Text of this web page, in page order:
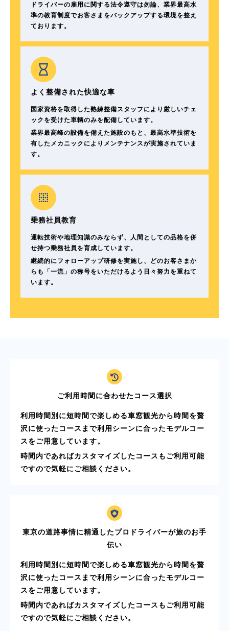
ドライバーの雇用に関する法令遵守は勿論、業界最高水
準の教育制度でお客さまをバックアップする環境を整え
ております。
よく整備された快適な車
国家資格を取得した熟練整備スタッフにより厳しいチェ
ックを受けた車輌のみを配備しています。
業界最高峰の設備を備えた施設のもと、最高水準技術を
有したメカニックによりメンテナンスが実施されていま
す。
乗務社員教育
運転技術や地理知識のみならず、人間としての品格を併
せ持つ乗務社員を育成しています。
継続的にフォローアップ研修を実施し、どのお客さまか
らも「一流」の称号をいただけるよう日々努力を重ねて
います。
ご利用時間に合わせたコース選択
利用時間別に短時間で楽しめる車窓観光から時間を贅
沢に使ったコースまで利用シーンに合ったモデルコー
スをご用意しています。
時間内であればカスタマイズしたコースもご利用可能
ですので気軽にご相談ください。
東京の道路事情に精通したプロドライバーが旅のお手
伝い
利用時間別に短時間で楽しめる車窓観光から時間を贅
沢に使ったコースまで利用シーンに合ったモデルコー
スをご用意しています。
時間内であればカスタマイズしたコースもご利用可能
ですので気軽にご相談ください。